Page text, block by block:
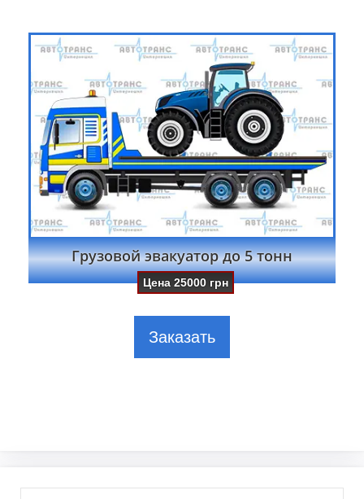
Грузовой эвакуатор до 5 тонн
Цена25000 грн
Заказать